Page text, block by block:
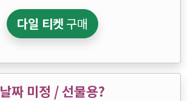
다일 티켓구매
날짜 미정 / 선물용?